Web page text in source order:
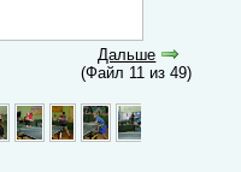
Дальше
(Файл 11 из 49)